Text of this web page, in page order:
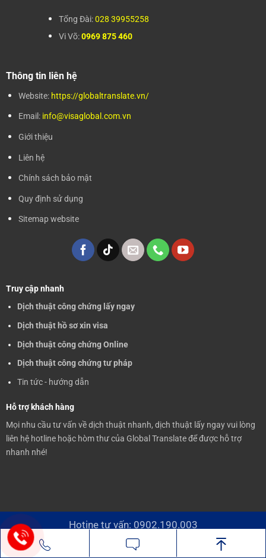
Tổng Đài:028 39955258
Vi Võ:0969 875 460
Thông tin liên hệ
Website:https://globaltranslate.vn/
Email: info@visaglobal.com.vn
Giới thiệu
Liên hệ
Chính sách bảo mật
Quy định sử dụng
Sitemap website
Truy cập nhanh
Dịch thuật công chứng lấy ngay
Dịch thuật hồ sơ xin visa
Dịch thuật công chứng Online
Dịch thuật công chứng tư pháp
Tin tức - hướng dẫn
Hỗ trợ khách hàng
Mọi nhu cầu tư vấn về dịch thuật nhanh, dịch thuật lấy ngay vui lòng
liên hệ hotline hoặc hòm thư của Global Translate để được hỗ trợ
nhanh nhé!
Hotine tư vấn: 0902.190.003
Copyright by 2026 ©